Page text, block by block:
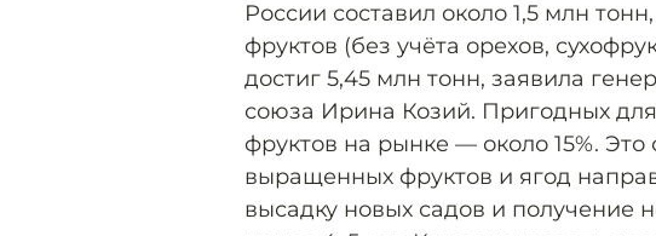
России составил около 1,5 млн
фруктов (без учёта орехов,
достиг 5,45 млн тонн, заявила
союза Ирина Козий. Пригодных
фруктов на рынке — около 15%. Это
выращенных фруктов и ягод
высадку новых садов и получение